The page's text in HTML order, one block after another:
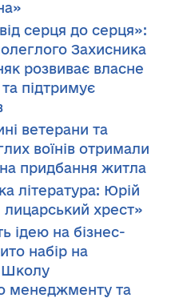
серця до серця»:
Захисника
розвиває власне
підтримує
ветерани та
воїнів отримали
придбання житла
література: Юрій
хрест»
ідею на бізнес-
набір на
менеджменту та